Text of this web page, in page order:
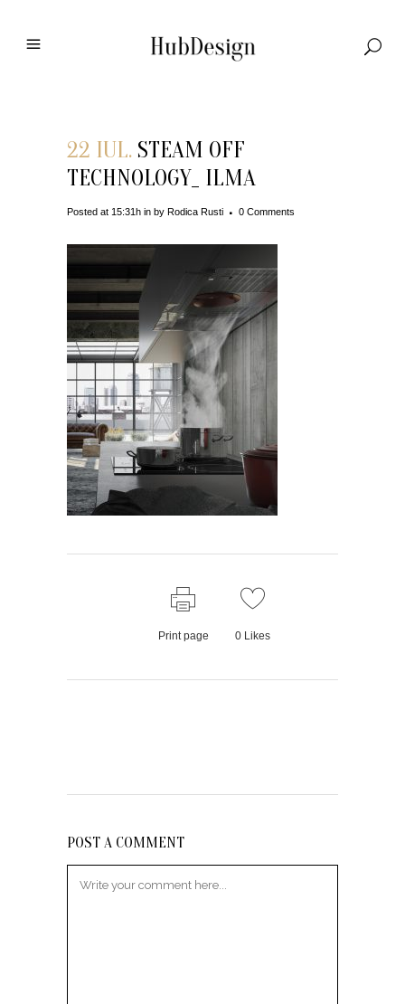
22 IUL. STEAM OFF
TECHNOLOGY_ ILMA
Posted at 15:31h in by Rodica Rusti 0 Comments
Print page 0Likes
POST A COMMENT